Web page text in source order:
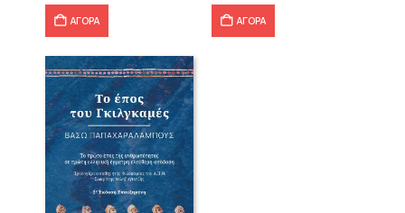
ΑΓΟΡΑ ΑΓΟΡΑ